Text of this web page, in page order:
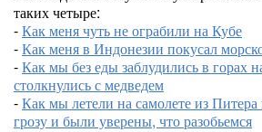
таких четыре:
-Как меня чуть не ограбили на Кубе
-Как меня в Индонезии покусал
-Как мы без еды заблудились в горах
столкнулись с медведем
-Как мы летели на самолете из
грозу и были уверены, что разобьемся